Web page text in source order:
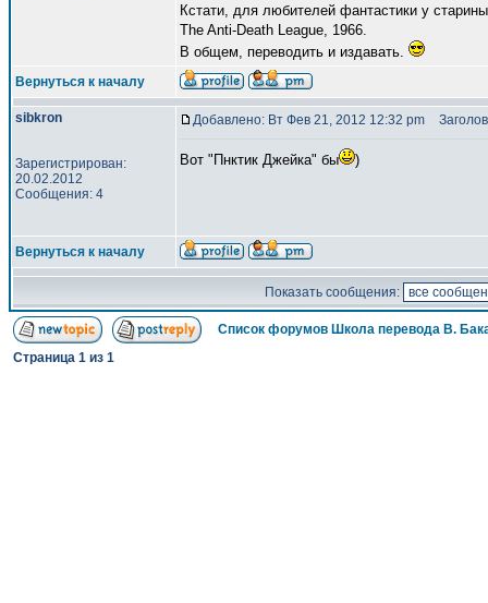
Кстати, для любителей фантастики у
The Anti-Death League, 1966.
В общем, переводить и издавать.
Вернуться к началу
sibkron
Зарегистрирован:
20.02.2012
Сообщения: 4
Добавлено: Вт Фев 21, 2012 12:32 pm
Вот "Пнктик Джейка" бы )
Вернуться к началу
Показать сообщения:
Список форумов Школа перевода В.
Страница 1 из 1